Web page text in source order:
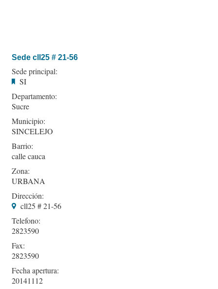
Sede cll25 # 21-56
Sede principal:
SI
Departamento:
Sucre
Municipio:
SINCELEJO
Barrio:
calle cauca
Zona:
URBANA
Dirección:
cll25 # 21-56
Telefono:
2823590
Fax:
2823590
Fecha apertura:
20141112